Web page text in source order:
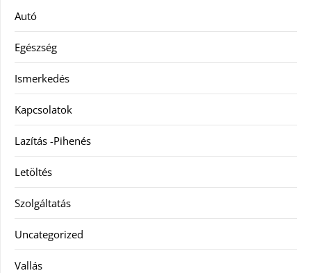
Autó
Egészség
Ismerkedés
Kapcsolatok
Lazítás -Pihenés
Letöltés
Szolgáltatás
Uncategorized
Vallás